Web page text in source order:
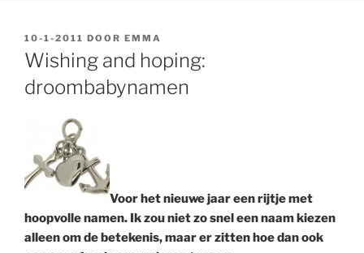
GEPLAATST
OP
10-1-2011 DOOR EMMA
Wishing and hoping:
droombabynamen
Voor het nieuwe jaar een rijtje met
hoopvolle namen. Ik zou niet zo snel een naam kiezen
alleen om de betekenis, maar er zitten hoe dan ook